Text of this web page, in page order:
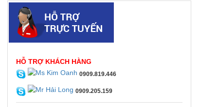
HỖ TRỢ KHÁCH HÀNG
0909.819.446
0909.205.159